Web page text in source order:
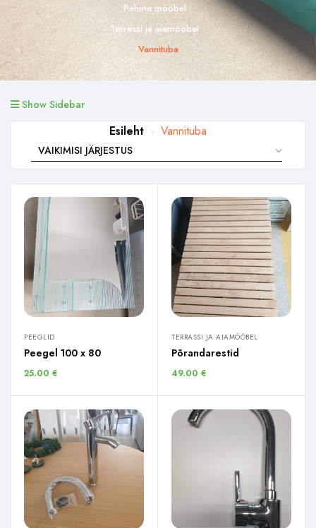
Pehme mööbel
Terrassi ja aiamööbel
Vannituba
Show Sidebar
Esileht Vannituba
PEEGLID
Peegel 100 x 80
25.00 €
TERRASSI JA AIAMÖÖBEL
Põrandarestid
49.00 €